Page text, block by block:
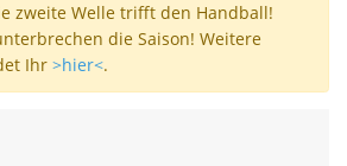
zweite Welle trifft den Handball!
die Saison! Weitere
Ihr >hier<.